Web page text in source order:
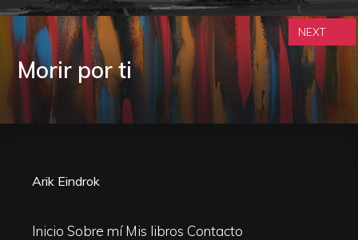
Morir por ti
NEXT
Arik Eindrok
Inicio Sobre mí Mis libros Contacto